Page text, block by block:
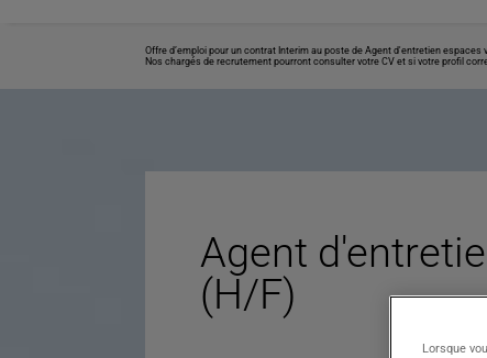
Offre d’emploi pour un contrat Interim au poste de Agent d'entretien
Nos chargés de recrutement pourront consulter votre CV et si votre profil
Agent
(H/F)
Lorsque